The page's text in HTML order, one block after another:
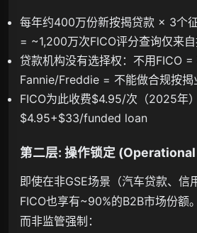
每年约400万份新按揭贷款 × 3个
= ~1,200万次FICO评分查询仅来
贷款机构没有选择权：不用FICO =
Fannie/Freddie = 不能做合规按揭
FICO为此收费$4.95/次（2025年
$4.95+$33/funded loan
第二层: 操作锁定
即使在非GSE场景（汽车贷款、信
FICO也享有~90%的B2B市场份额
而非监管强制：